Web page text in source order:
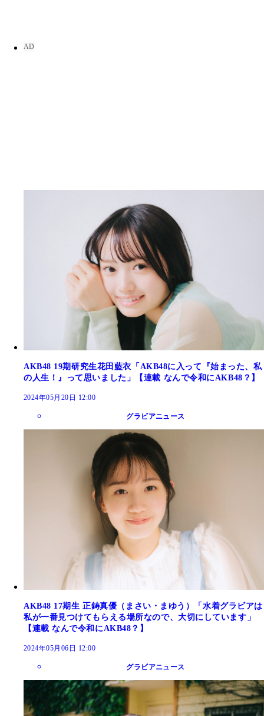
AKB48 19期研究生花田藍衣「AKB48に入って『始まった、私
の人生！』って思いました」【連載 なんで令和にAKB48？】
2024年05月20日 12:00
グラビアニュース
AKB48 17期生 正鋳真優（まさい・まゆう）「水着グラビアは
私が一番見つけてもらえる場所なので、大切にしています」
【連載 なんで令和にAKB48？】
2024年05月06日 12:00
グラビアニュース